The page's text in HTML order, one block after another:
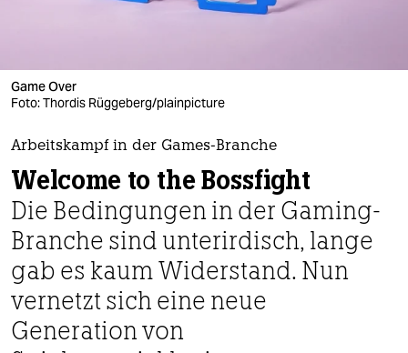
berlin
nord
wahrheit
verlag
verlag
veranstaltungen
shop
fragen & hilfe
Game Over
Foto: Thordis Rüggeberg/plainpicture
Arbeitskampf in der Games-Branche
Welcome to the Bossfight
Die Bedingungen in der Gaming-
Branche sind unterirdisch, lange
gab es kaum Widerstand. Nun
vernetzt sich eine neue
Generation von